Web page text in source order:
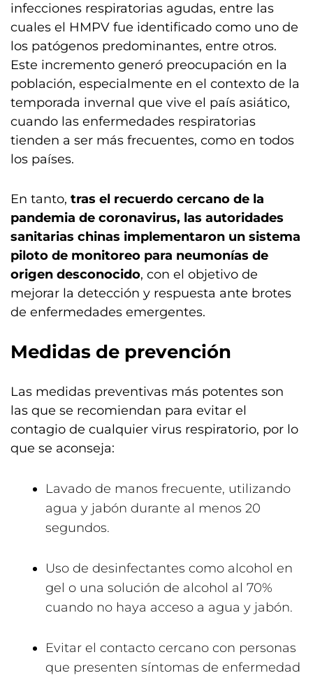
infecciones respiratorias agudas, entre las
cuales el HMPV fue identificado como uno de
los patógenos predominantes, entre otros.
Este incremento generó preocupación en la
población, especialmente en el contexto de la
temporada invernal que vive el país asiático,
cuando las enfermedades respiratorias
tienden a ser más frecuentes, como en todos
los países.
En tanto, tras el recuerdo cercano de la
pandemia de coronavirus, las autoridades
sanitarias chinas implementaron un sistema
piloto de monitoreo para neumonías de
origen desconocido, con el objetivo de
mejorar la detección y respuesta ante brotes
de enfermedades emergentes.
Medidas de prevención
Las medidas preventivas más potentes son
las que se recomiendan para evitar el
contagio de cualquier virus respiratorio, por lo
que se aconseja:
Lavado de manos frecuente, utilizando
agua y jabón durante al menos 20
segundos.
Uso de desinfectantes como alcohol en
gel o una solución de alcohol al 70%
cuando no haya acceso a agua y jabón.
Evitar el contacto cercano con personas
que presenten síntomas de enfermedad